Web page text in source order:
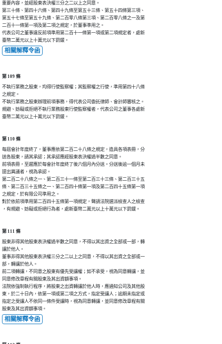
重要內容，並經股東表決權三分之二以上之同意。
第三十條、第四十六條、第四十九條至第五十三條、第五十四條第三項、
第五十七條至第五十九條、第二百零八條第三項、第二百零八條之一及第
二百十一條第一項及第二項之規定，於董事準用之。
代表公司之董事違反前項準用第二百十一條第一項或第二項規定者，處新
臺幣二萬元以上十萬元以下罰鍰。
相關解釋令函
第 109 條
不執行業務之股東，均得行使監察權；其監察權之行使，準用第四十八條
之規定。
不執行業務之股東辦理前項事務，得代表公司委託律師、會計師審核之。
規避、妨礙或拒絕不執行業務股東行使監察權者，代表公司之董事各處新
臺幣二萬元以上十萬元以下罰鍰。
第 110 條
每屆會計年度終了，董事應依第二百二十八條之規定，造具各項表冊，分
送各股東，請其承認；其承認應經股東表決權過半數之同意。
前項表冊，至遲應於每會計年度終了後六個月內分送。分送後逾一個月未
提出異議者，視為承認。
第二百二十八條之一、第二百三十一條至第二百三十三條、第二百三十五
條、第二百三十五條之一、第二百四十條第一項及第二百四十五條第一項
之規定，於有限公司準用之。
對於依前項準用第二百四十五條第一項規定，聲請法院選派檢查人之檢查
，有規避、妨礙或拒絕行為者，處新臺幣二萬元以上十萬元以下罰鍰。
第 111 條
股東非得其他股東表決權過半數之同意，不得以其出資之全部或一部，轉
讓於他人。
董事非得其他股東表決權三分之二以上之同意，不得以其出資之全部或一
部，轉讓於他人。
前二項轉讓，不同意之股東有優先受讓權；如不承受，視為同意轉讓，並
同意修改章程有關股東及其出資額事項。
法院依強制執行程序，將股東之出資轉讓於他人時，應通知公司及其他股
東，於二十日內，依第一項或第二項之方式，指定受讓人；逾期未指定或
指定之受讓人不依同一條件受讓時，視為同意轉讓，並同意修改章程有關
股東及其出資額事項。
相關解釋令函